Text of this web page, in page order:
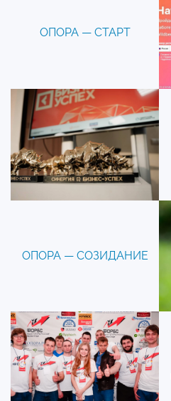
ОПОРА — СТАРТ
ОПОРА — СОЗИДАНИЕ